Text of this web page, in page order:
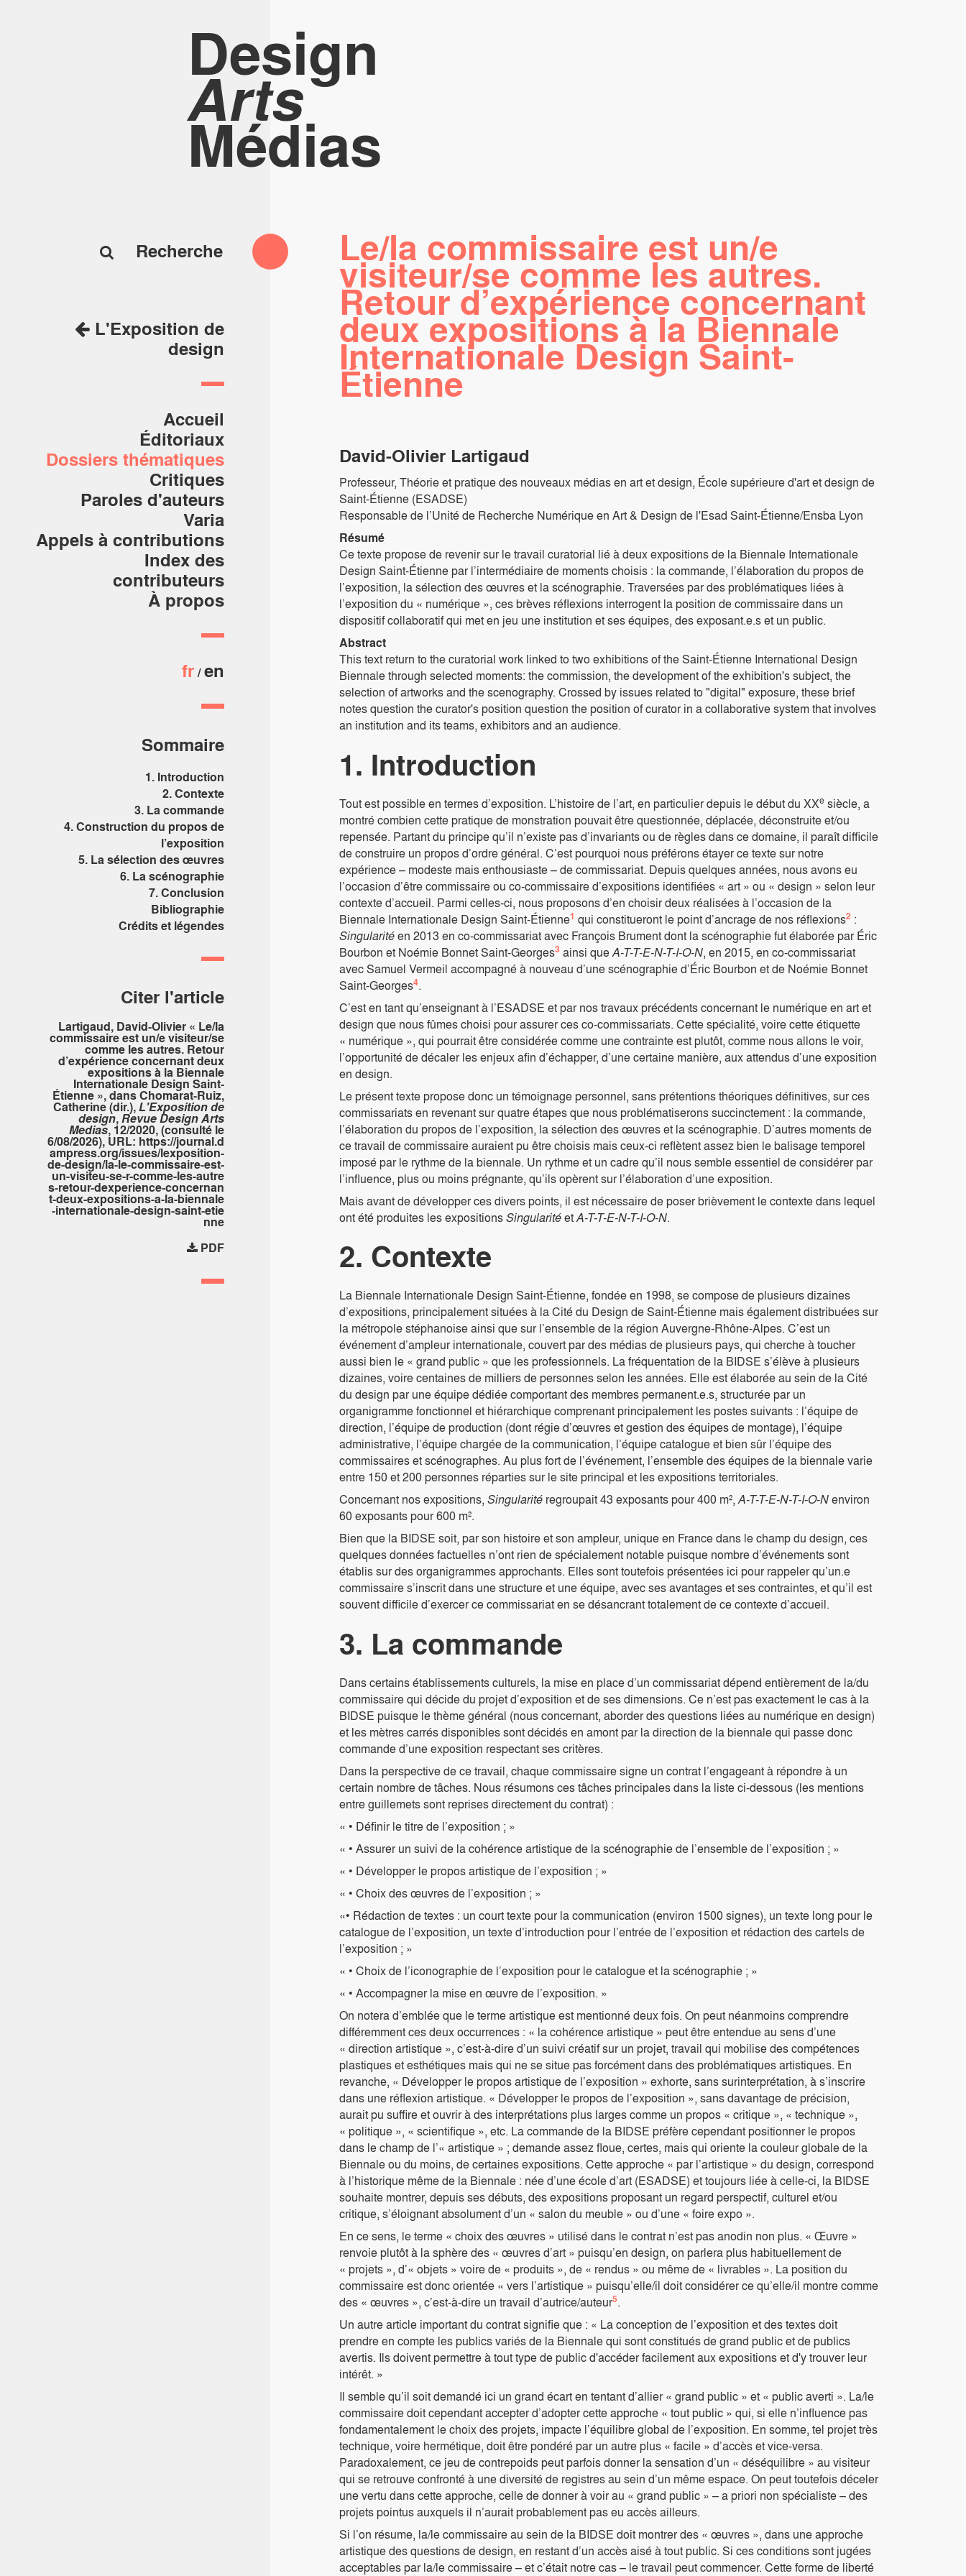
Design
Arts
Médias
L'Exposition de
design
Accueil
Éditoriaux
Dossiers thématiques
Critiques
Paroles d'auteurs
Varia
Appels à contributions
Index des
contributeurs
À propos
fr en
Sommaire
1. Introduction
2. Contexte
3. La commande
4. Construction du propos de
l’exposition
5. La sélection des œuvres
6. La scénographie
7. Conclusion
Bibliographie
Crédits et légendes
Citer l'article
Lartigaud, David-Olivier « Le/la
commissaire est un/e visiteur/se
comme les autres. Retour
d’expérience concernant deux
expositions à la Biennale
Internationale Design Saint-
Étienne », dans Chomarat-Ruiz,
Catherine (dir.),L'Exposition de
design,Revue Design Arts
Medias, 12/2020, (consulté le
6/08/2026), URL: https://journal.d
ampress.org/issues/lexposition-
de-design/la-le-commissaire-est-
un-visiteu-se-r-comme-les-autre
s-retour-dexperience-concernan
t-deux-expositions-a-la-biennale
-internationale-design-saint-etie
nne
PDF
Le/la commissaire est un/e
visiteur/se comme les autres.
Retour d’expérience concernant
deux expositions à la Biennale
Internationale Design Saint-
Étienne
David-Olivier Lartigaud
Professeur, Théorie et pratique des nouveaux médias en art et design, École supérieure d'art et design de
Saint-Étienne (ESADSE)
Responsable de l’Unité de Recherche Numérique en Art & Design de l'Esad Saint-Étienne/Ensba Lyon
Résumé
Ce texte propose de revenir sur le travail curatorial lié à deux expositions de la Biennale Internationale
Design Saint-Étienne par l’intermédiaire de moments choisis : la commande, l’élaboration du propos de
l’exposition, la sélection des œuvres et la scénographie. Traversées par des problématiques liées à
l’exposition du « numérique », ces brèves réflexions interrogent la position de commissaire dans un
dispositif collaboratif qui met en jeu une institution et ses équipes, des exposant.e.s et un public.
Abstract
This text return to the curatorial work linked to two exhibitions of the Saint-Étienne International Design
Biennale through selected moments: the commission, the development of the exhibition's subject, the
selection of artworks and the scenography. Crossed by issues related to "digital" exposure, these brief
notes question the curator's position question the position of curator in a collaborative system that involves
an institution and its teams, exhibitors and an audience.
1. Introduction
Tout est possible en termes d’exposition. L’histoire de l’art, en particulier depuis le début du XXe siècle, a
montré combien cette pratique de monstration pouvait être questionnée, déplacée, déconstruite et/ou
repensée. Partant du principe qu’il n’existe pas d’invariants ou de règles dans ce domaine, il paraît difficile
de construire un propos d’ordre général. C’est pourquoi nous préférons étayer ce texte sur notre
expérience – modeste mais enthousiaste – de commissariat. Depuis quelques années, nous avons eu
l’occasion d’être commissaire ou co-commissaire d’expositions identifiées « art » ou « design » selon leur
contexte d’accueil. Parmi celles-ci, nous proposons d’en choisir deux réalisées à l’occasion de la
Biennale Internationale Design Saint-Étienne1 qui constitueront le point d’ancrage de nos réflexions2 :
Singularitéen 2013 en co-commissariat avec François Brument dont la scénographie fut élaborée par Éric
Bourbon et Noémie Bonnet Saint-Georges3 ainsi queA-T-T-E-N-T-I-O-N, en 2015, en co-commissariat
avec Samuel Vermeil accompagné à nouveau d’une scénographie d’Éric Bourbon et de Noémie Bonnet
Saint-Georges4.
C’est en tant qu’enseignant à l’ESADSE et par nos travaux précédents concernant le numérique en art et
design que nous fûmes choisi pour assurer ces co-commissariats. Cette spécialité, voire cette étiquette
« numérique », qui pourrait être considérée comme une contrainte est plutôt, comme nous allons le voir,
l’opportunité de décaler les enjeux afin d’échapper, d’une certaine manière, aux attendus d’une exposition
en design.
Le présent texte propose donc un témoignage personnel, sans prétentions théoriques définitives, sur ces
commissariats en revenant sur quatre étapes que nous problématiserons succinctement : la commande,
l’élaboration du propos de l’exposition, la sélection des œuvres et la scénographie. D’autres moments de
ce travail de commissaire auraient pu être choisis mais ceux-ci reflètent assez bien le balisage temporel
imposé par le rythme de la biennale. Un rythme et un cadre qu’il nous semble essentiel de considérer par
l’influence, plus ou moins prégnante, qu’ils opèrent sur l’élaboration d’une exposition.
Mais avant de développer ces divers points, il est nécessaire de poser brièvement le contexte dans lequel
ont été produites les expositionsSingularitéetA-T-T-E-N-T-I-O-N.
2. Contexte
La Biennale Internationale Design Saint-Étienne, fondée en 1998, se compose de plusieurs dizaines
d’expositions, principalement situées à la Cité du Design de Saint-Étienne mais également distribuées sur
la métropole stéphanoise ainsi que sur l’ensemble de la région Auvergne-Rhône-Alpes. C’est un
événement d’ampleur internationale, couvert par des médias de plusieurs pays, qui cherche à toucher
aussi bien le « grand public » que les professionnels. La fréquentation de la BIDSE s’élève à plusieurs
dizaines, voire centaines de milliers de personnes selon les années. Elle est élaborée au sein de la Cité
du design par une équipe dédiée comportant des membres permanent.e.s, structurée par un
organigramme fonctionnel et hiérarchique comprenant principalement les postes suivants : l’équipe de
direction, l’équipe de production (dont régie d’œuvres et gestion des équipes de montage), l’équipe
administrative, l’équipe chargée de la communication, l’équipe catalogue et bien sûr l’équipe des
commissaires et scénographes. Au plus fort de l’événement, l’ensemble des équipes de la biennale varie
entre 150 et 200 personnes réparties sur le site principal et les expositions territoriales.
Concernant nos expositions, Singularité regroupait 43 exposants pour 400 m²,A-T-T-E-N-T-I-O-Nenviron
60 exposants pour 600 m².
Bien que la BIDSE soit, par son histoire et son ampleur, unique en France dans le champ du design, ces
quelques données factuelles n’ont rien de spécialement notable puisque nombre d’événements sont
établis sur des organigrammes approchants. Elles sont toutefois présentées ici pour rappeler qu’un.e
commissaire s’inscrit dans une structure et une équipe, avec ses avantages et ses contraintes, et qu’il est
souvent difficile d’exercer ce commissariat en se désancrant totalement de ce contexte d’accueil.
3. La commande
Dans certains établissements culturels, la mise en place d’un commissariat dépend entièrement de la/du
commissaire qui décide du projet d’exposition et de ses dimensions. Ce n’est pas exactement le cas à la
BIDSE puisque le thème général (nous concernant, aborder des questions liées au numérique en design)
et les mètres carrés disponibles sont décidés en amont par la direction de la biennale qui passe donc
commande d’une exposition respectant ses critères.
Dans la perspective de ce travail, chaque commissaire signe un contrat l’engageant à répondre à un
certain nombre de tâches. Nous résumons ces tâches principales dans la liste ci-dessous (les mentions
entre guillemets sont reprises directement du contrat) :
« • Définir le titre de l’exposition ; »
« • Assurer un suivi de la cohérence artistique de la scénographie de l’ensemble de l’exposition ; »
« • Développer le propos artistique de l’exposition ; »
« • Choix des œuvres de l’exposition ; »
«• Rédaction de textes : un court texte pour la communication (environ 1500 signes), un texte long pour le
catalogue de l’exposition, un texte d’introduction pour l’entrée de l’exposition et rédaction des cartels de
l’exposition ; »
« • Choix de l’iconographie de l’exposition pour le catalogue et la scénographie ; »
« • Accompagner la mise en œuvre de l’exposition. »
On notera d’emblée que le terme artistique est mentionné deux fois. On peut néanmoins comprendre
différemment ces deux occurrences : « la cohérence artistique » peut être entendue au sens d’une
« direction artistique », c’est-à-dire d’un suivi créatif sur un projet, travail qui mobilise des compétences
plastiques et esthétiques mais qui ne se situe pas forcément dans des problématiques artistiques. En
revanche, « Développer le propos artistique de l’exposition » exhorte, sans surinterprétation, à s’inscrire
dans une réflexion artistique. « Développer le propos de l’exposition », sans davantage de précision,
aurait pu suffire et ouvrir à des interprétations plus larges comme un propos « critique », « technique »,
« politique », « scientifique », etc. La commande de la BIDSE préfère cependant positionner le propos
dans le champ de l’« artistique » ; demande assez floue, certes, mais qui oriente la couleur globale de la
Biennale ou du moins, de certaines expositions. Cette approche « par l’artistique » du design, correspond
à l’historique même de la Biennale : née d’une école d’art (ESADSE) et toujours liée à celle-ci, la BIDSE
souhaite montrer, depuis ses débuts, des expositions proposant un regard perspectif, culturel et/ou
critique, s’éloignant absolument d’un « salon du meuble » ou d’une « foire expo ».
En ce sens, le terme « choix des œuvres » utilisé dans le contrat n’est pas anodin non plus. « Œuvre »
renvoie plutôt à la sphère des « œuvres d’art » puisqu’en design, on parlera plus habituellement de
« projets », d’« objets » voire de « produits », de « rendus » ou même de « livrables ». La position du
commissaire est donc orientée « vers l’artistique » puisqu’elle/il doit considérer ce qu’elle/il montre comme
des « œuvres », c’est-à-dire un travail d’autrice/auteur5.
Un autre article important du contrat signifie que : « La conception de l’exposition et des textes doit
prendre en compte les publics variés de la Biennale qui sont constitués de grand public et de publics
avertis. Ils doivent permettre à tout type de public d'accéder facilement aux expositions et d'y trouver leur
intérêt. »
Il semble qu’il soit demandé ici un grand écart en tentant d’allier « grand public » et « public averti ». La/le
commissaire doit cependant accepter d’adopter cette approche « tout public » qui, si elle n’influence pas
fondamentalement le choix des projets, impacte l’équilibre global de l’exposition. En somme, tel projet très
technique, voire hermétique, doit être pondéré par un autre plus « facile » d’accès et vice-versa.
Paradoxalement, ce jeu de contrepoids peut parfois donner la sensation d’un « déséquilibre » au visiteur
qui se retrouve confronté à une diversité de registres au sein d’un même espace. On peut toutefois déceler
une vertu dans cette approche, celle de donner à voir au « grand public » – a priori non spécialiste – des
projets pointus auxquels il n’aurait probablement pas eu accès ailleurs.
Si l’on résume, la/le commissaire au sein de la BIDSE doit montrer des « œuvres », dans une approche
artistique des questions de design, en restant d’un accès aisé à tout public. Si ces conditions sont jugées
acceptables par la/le commissaire – et c’était notre cas – le travail peut commencer. Cette forme de liberté